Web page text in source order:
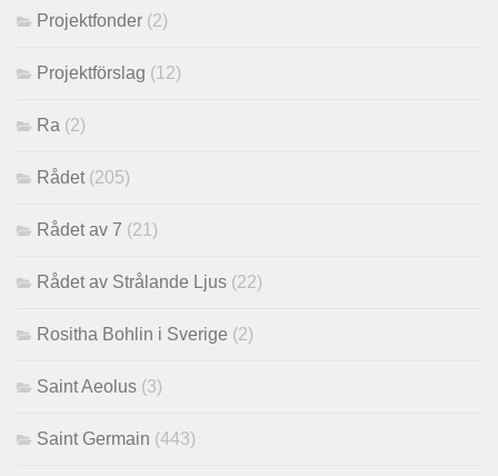
Projektfonder (2)
Projektförslag (12)
Ra (2)
Rådet (205)
Rådet av 7 (21)
Rådet av Strålande Ljus (22)
Rositha Bohlin i Sverige (2)
Saint Aeolus (3)
Saint Germain (443)